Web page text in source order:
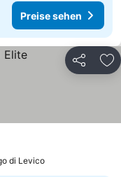
Preise sehen
Teilen
sehen
di Levico